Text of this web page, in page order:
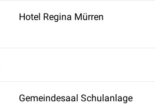
Hotel Regina Mürren
Gemeindesaal Schulanlage